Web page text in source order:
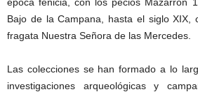
Bajo de la Campana, hasta el siglo XIX,
fragata Nuestra Señora de las Mercedes.
Las colecciones se han formado a lo
investigaciones arqueológicas y